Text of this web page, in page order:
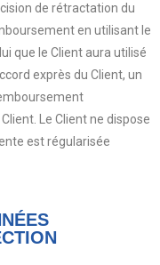
de rétractation du
en utilisant le
que le Client aura utilisé
exprès du Client, un
Le Client ne dispose
est régularisée